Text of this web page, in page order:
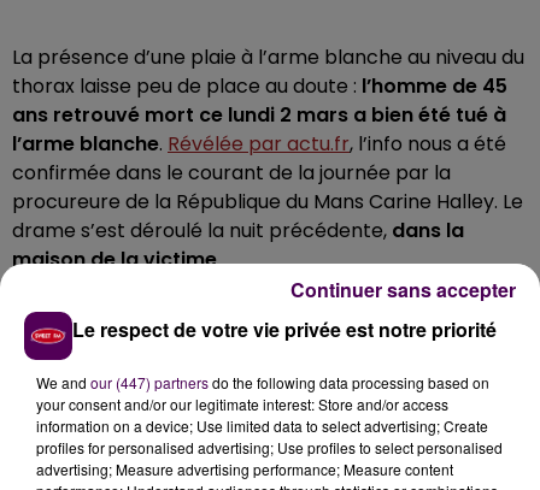
La présence d’une plaie à l’arme blanche au niveau du
thorax laisse peu de place au doute : l’homme de 45
ans retrouvé mort ce lundi 2 mars a bien été tué à
l’arme blanche. Révélée par actu.fr, l’info nous a été
confirmée dans le courant de la journée par la
procureure de la République du Mans Carine Halley. Le
drame s’est déroulé la nuit précédente, dans la
maison de la victime.
POURSUIVI POUR
"MEURTRE PAR
CONJOINT"
Le suspect numéro un dans ce crime semble être le
compagnon du quadragénaire :un homme de 55 ans,
interpellé et placé en garde à vue. L’enquête pour
Le respect de votre vie privée est notre priorité
We and our (447) partnersdo the following data processing based on
your consent and/or our legitimate interest: Store and/or access
information on a device; Use limited data to select advertising; Create
profiles for personalised advertising; Use profiles to select personalised
advertising; Measure advertising performance; Measure content
Continuer sans accepter